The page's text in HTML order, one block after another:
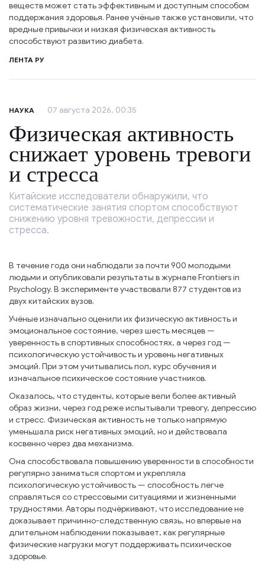
веществ может стать эффективным и доступным способом
поддержания здоровья. Ранее учёные также установили, что
вредные привычки и низкая физическая активность
способствуют развитию диабета.
ЛЕНТА РУ
НАУКА 07 августа 2026, 00:35
Физическая активность
снижает уровень тревоги
и стресса
Китайские исследователи обнаружили, что
систематические занятия спортом способствуют
снижению уровня тревожности, депрессии и
стресса.
В течение года они наблюдали за почти 900 молодыми
людьми и опубликовали результаты в журнале Frontiers in
Psychology. В эксперименте участвовали 877 студентов из
двух китайских вузов.
Учёные изначально оценили их физическую активность и
эмоциональное состояние, через шесть месяцев —
уверенность в спортивных способностях, а через год —
психологическую устойчивость и уровень негативных
эмоций. При этом учитывались пол, курс обучения и
изначальное психическое состояние участников.
Оказалось, что студенты, которые вели более активный
образ жизни, через год реже испытывали тревогу, депрессию
и стресс. Физическая активность не только напрямую
уменьшала риск негативных эмоций, но и действовала
косвенно через два механизма.
Она способствовала повышению уверенности в способности
регулярно заниматься спортом и укрепляла
психологическую устойчивость — способность легче
справляться со стрессовыми ситуациями и жизненными
трудностями. Авторы подчёркивают, что исследование не
доказывает причинно-следственную связь, но впервые на
длительном наблюдении показывает, как регулярные
физические нагрузки могут поддерживать психическое
здоровье.